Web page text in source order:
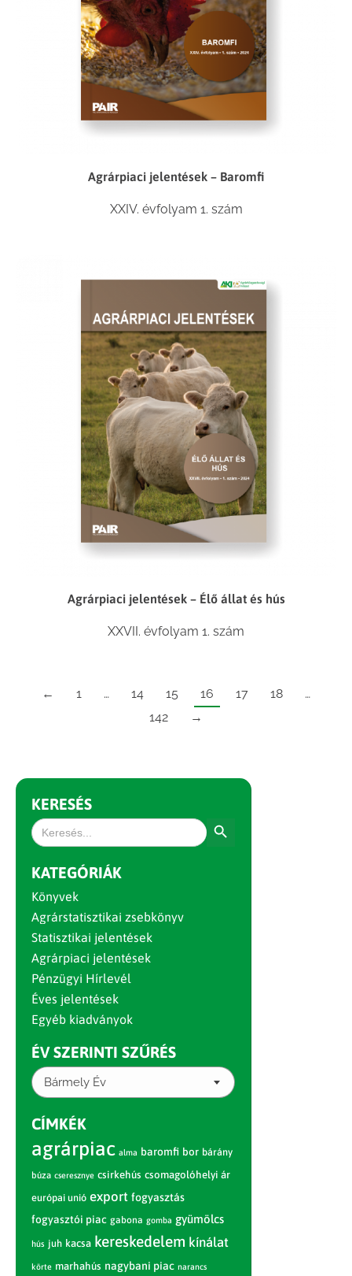
Agrárpiaci jelentések – Baromfi
XXIV. évfolyam 1. szám
Agrárpiaci jelentések – Élő állat és hús
XXVII. évfolyam 1. szám
← 1 … 14 15 16 17 18
…
142
→
KERESÉS
Search
for:
KATEGÓRIÁK
Könyvek
Agrárstatisztikai zsebkönyv
Statisztikai jelentések
Agrárpiaci jelentések
Pénzügyi Hírlevél
Éves jelentések
Egyéb kiadványok
ÉV SZERINTI SZŰRÉS
Bármely Év
CÍMKÉK
agrárpiac alma baromfi bor bárány
búza cseresznye csirkehús csomagolóhelyi ár
európai unió export fogyasztás
fogyasztói piac gabona gomba gyümölcs
hús juh kacsa kereskedelem kínálat
körte marhahús nagybani piac narancs